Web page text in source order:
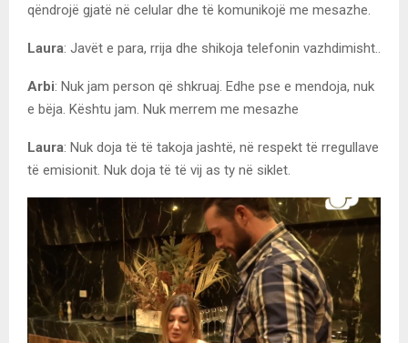
qëndrojë gjatë në celular dhe të komunikojë me mesazhe.
Laura: Javët e para, rrija dhe shikoja telefonin vazhdimisht..
Arbi: Nuk jam person që shkruaj. Edhe pse e mendoja, nuk
e bëja. Kështu jam. Nuk merrem me mesazhe
Laura: Nuk doja të të takoja jashtë, në respekt të rregullave
të emisionit. Nuk doja të të vij as ty në siklet.